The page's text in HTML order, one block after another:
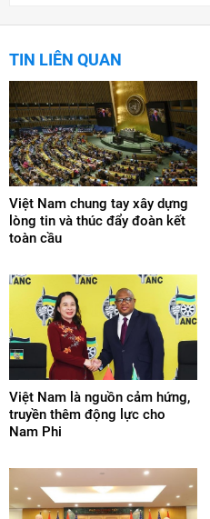
TIN LIÊN QUAN
Việt Nam chung tay xây dựng
lòng tin và thúc đẩy đoàn kết
toàn cầu
Việt Nam là nguồn cảm hứng,
truyền thêm động lực cho
Nam Phi